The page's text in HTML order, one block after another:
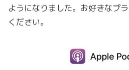
ようになりました。お好きなプ
ください。